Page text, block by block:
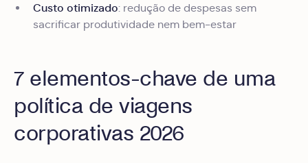
Custo otimizado: redução de despesas sem
sacrificar produtividade nem bem-estar
7 elementos-chave de uma
política de viagens
corporativas 2026